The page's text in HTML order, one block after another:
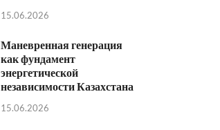
15.06.2026
Маневренная генерация
как фундамент
энергетической
независимости Казахстана
15.06.2026